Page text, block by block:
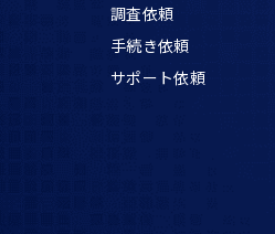
調査依頼
手続き依頼
サポート依頼